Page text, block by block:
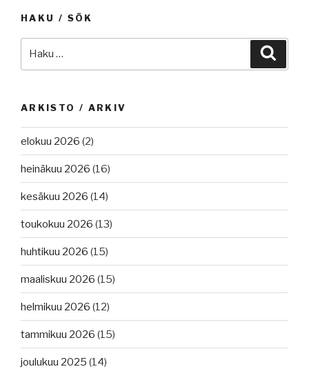
HAKU / SÖK
ARKISTO / ARKIV
elokuu 2026 (2)
heinäkuu 2026 (16)
kesäkuu 2026 (14)
toukokuu 2026 (13)
huhtikuu 2026 (15)
maaliskuu 2026 (15)
helmikuu 2026 (12)
tammikuu 2026 (15)
joulukuu 2025 (14)